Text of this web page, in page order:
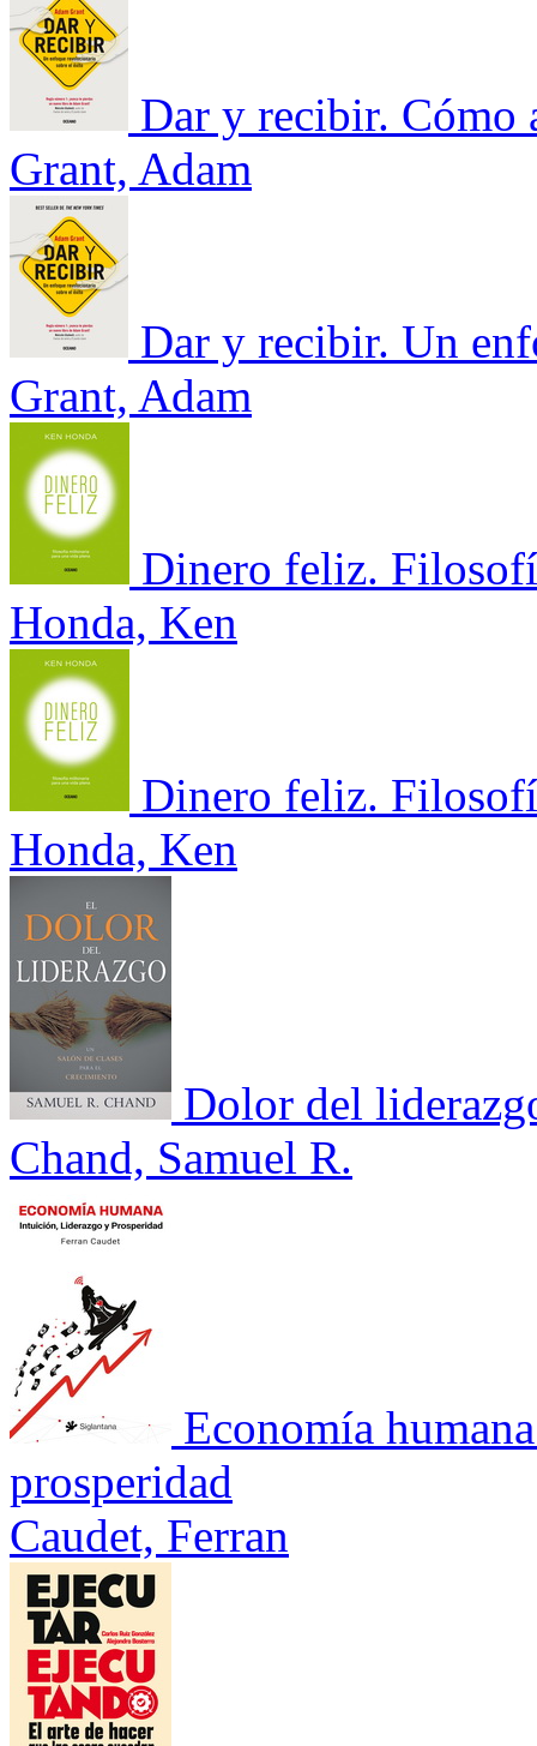
Dar y recibir. Cómo
Grant, Adam
Dar y recibir. Un
Grant, Adam
Dinero feliz.
Honda, Ken
Dinero feliz.
Honda, Ken
Dolor del
Chand, Samuel R.
Economía
prosperidad
Caudet, Ferran